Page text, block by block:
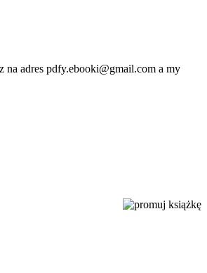
na adres pdfy.ebooki@gmail.com a my